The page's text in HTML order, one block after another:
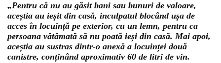
„Pentru că nu au găsit bani sau bunuri de valoare,
aceștia au ieșit din casă, inculpatul blocând ușa de
acces în locuință pe exterior, cu un lemn, pentru ca
persoana vătămată să nu poată ieși din casă. Mai apoi,
aceștia au sustras dintr-o anexă a locuinței două
canistre, conținând aproximativ 60 de litri de vin.